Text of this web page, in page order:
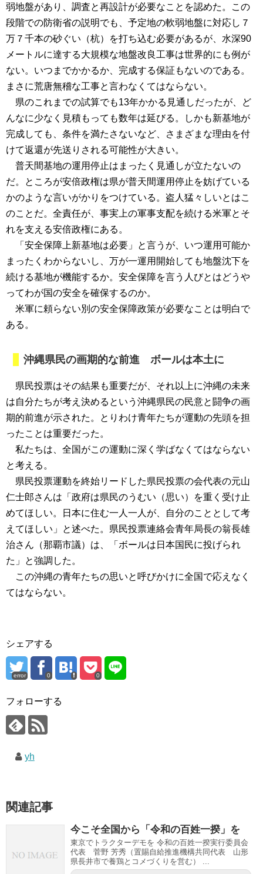
弱地盤があり、調査と再設計が必要なことを認めた。この
段階での防衛省の説明でも、予定地の軟弱地盤に対応し７
万７千本の砂ぐい（杭）を打ち込む必要があるが、水深90
メートルに達する大規模な地盤改良工事は世界的にも例が
ない。いつまでかかるか、完成する保証もないのである。
まさに荒唐無稽な工事と言わなくてはならない。
県のこれまでの試算でも13年かかる見通しだったが、ど
んなに少なく見積もっても数年は延びる。しかも新基地が
完成しても、条件を満たさないなど、さまざまな理由を付
けて返還が先送りされる可能性が大きい。
普天間基地の運用停止はまったく見通しが立たないの
だ。ところが安倍政権は県が普天間運用停止を妨げている
かのような言いがかりをつけている。盗人猛々しいとはこ
のことだ。全責任が、事実上の軍事支配を続ける米軍とそ
れを支える安倍政権にある。
「安全保障上新基地は必要」と言うが、いつ運用可能か
まったくわからないし、万が一運用開始しても地盤沈下を
続ける基地が機能するか。安全保障を言う人びとはどうや
ってわが国の安全を確保するのか。
米軍に頼らない別の安全保障政策が必要なことは明白で
ある。
沖縄県民の画期的な前進 ボールは本土に
県民投票はその結果も重要だが、それ以上に沖縄の未来
は自分たちが考え決めるという沖縄県民の民意と闘争の画
期的前進が示された。とりわけ青年たちが運動の先頭を担
ったことは重要だった。
私たちは、全国がこの運動に深く学ばなくてはならない
と考える。
県民投票運動を終始リードした県民投票の会代表の元山
仁士郎さんは「政府は県民のうむい（思い）を重く受け止
めてほしい。日本に住む一人一人が、自分のこととして考
えてほしい」と述べた。県民投票連絡会青年局長の翁長雄
治さん（那覇市議）は、「ボールは日本国民に投げられ
た」と強調した。
この沖縄の青年たちの思いと呼びかけに全国で応えなく
てはならない。
シェアする
error 0 0
フォローする
yh
関連記事
今こそ全国から「令和の百姓一揆」を
東京でトラクターデモを 令和の百姓一揆実行委員会
代表 菅野 芳秀（置賜自給推進機構共同代表 山形
県長井市で養鶏とコメづくりを営む） ...